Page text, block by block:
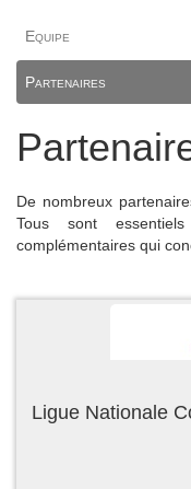
Equipe
Partenaires
De nombreux
Tous sont
complémentaires qui
Ligue Nationale